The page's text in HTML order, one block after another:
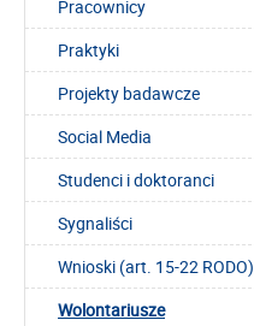
Pracownicy
Praktyki
Projekty badawcze
Social Media
Studenci i doktoranci
Sygnaliści
Wnioski (art. 15-22 RODO)
Wolontariusze